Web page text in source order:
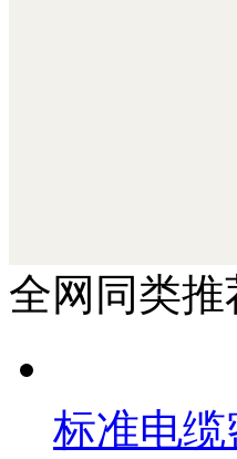
北京汉达森机械技术有限公
全网同类推
标准电缆